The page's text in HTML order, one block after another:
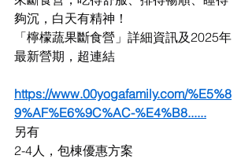
夠沉，白天有精神！
「檸檬蔬果斷食營」詳細資訊及2025年
最新營期，超連結
https://www.00yogafamily.com/%E5%8
9%AF%E6%9C%AC-%E4%B8......
另有
2-4人，包棟優惠方案